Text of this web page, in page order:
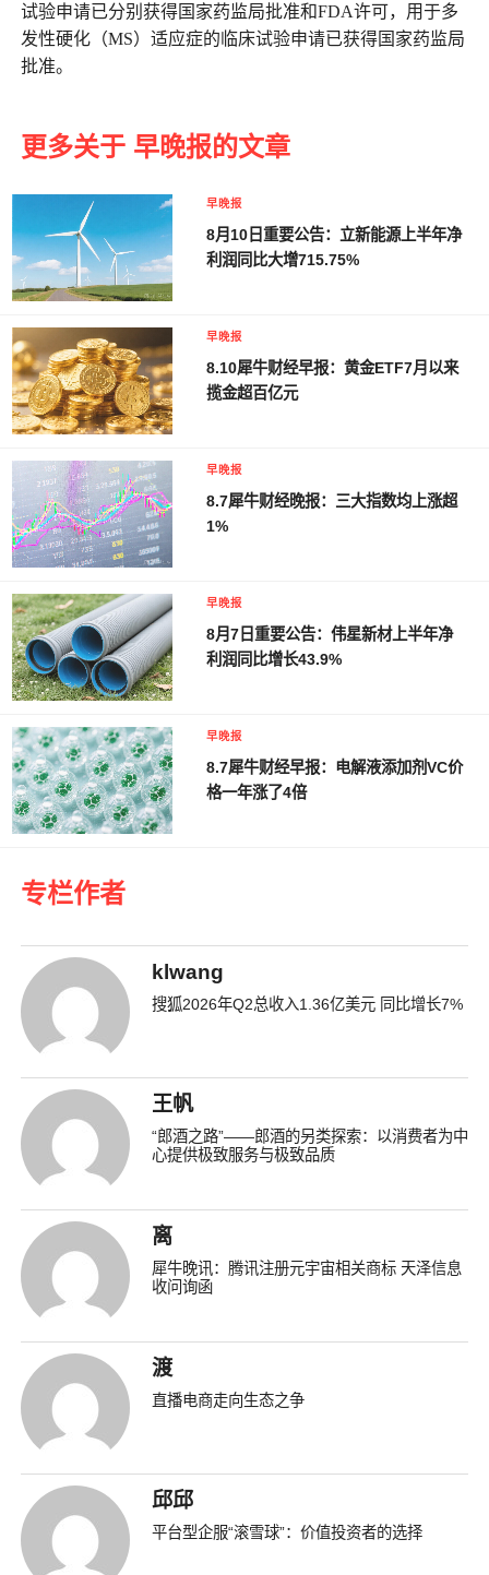
试验申请已分别获得国家药监局批准和FDA许可，用于多
发性硬化（MS）适应症的临床试验申请已获得国家药监局
批准。
更多关于 早晚报的文章
早晚报
8月10日重要公告：立新能源上半年净
利润同比大增715.75%
早晚报
8.10犀牛财经早报：黄金ETF7月以来
揽金超百亿元
早晚报
8.7犀牛财经晚报：三大指数均上涨超
1%
早晚报
8月7日重要公告：伟星新材上半年净
利润同比增长43.9%
早晚报
8.7犀牛财经早报：电解液添加剂VC价
格一年涨了4倍
专栏作者
klwang
搜狐2026年Q2总收入1.36亿美元 同比增长7%
王帆
“郎酒之路”——郎酒的另类探索：以消费者为中
心提供极致服务与极致品质
离
犀牛晚讯：腾讯注册元宇宙相关商标 天泽信息
收问询函
渡
直播电商走向生态之争
邱邱
平台型企服“滚雪球”：价值投资者的选择